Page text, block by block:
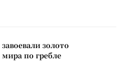
золото
по гребле